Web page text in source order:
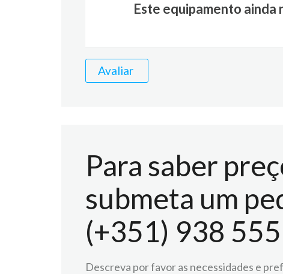
Este equipamento ainda
Avaliar
Para saber
submeta um
(+351) 938
Descreva por favor as necessidades e